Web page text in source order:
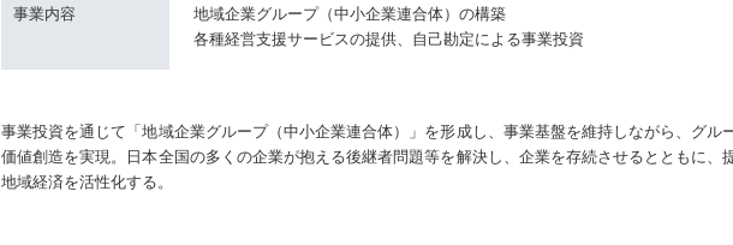
事業内容
地域企業グループ（中小企業連合体）の構築
各種経営支援サービスの提供、自己勘定による事業投資
事業投資を通じて「地域企業グループ（中小企業連合体）」を形成し、事業基盤を維持しながら、グル
価値創造を実現。日本全国の多くの企業が抱える後継者問題等を解決し、企業を存続させるとともに、
地域経済を活性化する。